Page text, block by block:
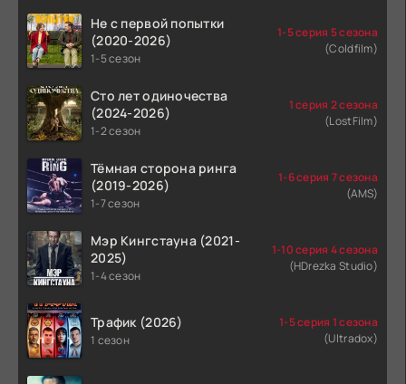
Не с первой попытки
(2020-2026)
1-5 сезон
1-5 серия 5 сезона
(Coldfilm)
Сто лет одиночества
(2024-2026)
1-2 сезон
1 серия 2 сезона
(LostFilm)
Тёмная сторона ринга
(2019-2026)
1-7 сезон
1-6 серия 7 сезона
(AMS)
Мэр Кингстауна (2021-
2025)
1-4 сезон
1-10 серия 4 сезона
(HDrezka Studio)
Трафик (2026)
1 сезон
1-5 серия 1 сезона
(Ultradox)